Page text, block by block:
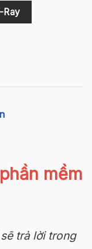
Ray
mềm
trả lời trong